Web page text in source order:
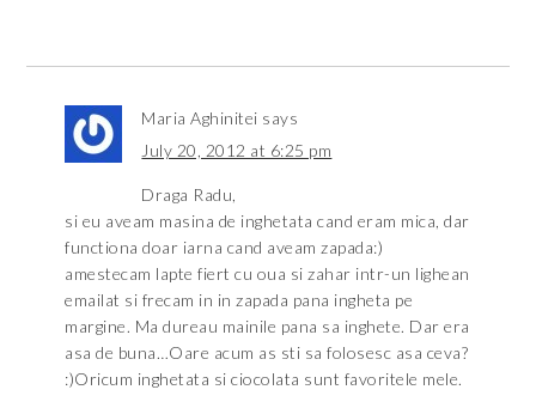
Maria Aghinitei says
July 20, 2012 at 6:25 pm
Draga Radu,
si eu aveam masina de inghetata cand eram mica, dar
functiona doar iarna cand aveam zapada:)
amestecam lapte fiert cu oua si zahar intr-un lighean
emailat si frecam in in zapada pana ingheta pe
margine. Ma dureau mainile pana sa inghete. Dar era
asa de buna…Oare acum as sti sa folosesc asa ceva?
:)Oricum inghetata si ciocolata sunt favoritele mele.